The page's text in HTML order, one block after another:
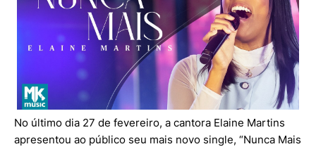
No último dia 27 de fevereiro, a cantora Elaine Martins
apresentou ao público seu mais novo single, “Nunca Mais